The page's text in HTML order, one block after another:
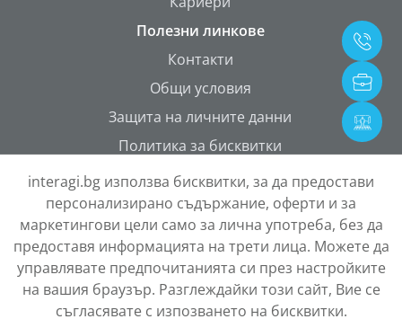
interagi.bg използва бисквитки, за да предостави
персонализирано съдържание, оферти и за
маркетингови цели само за лична употреба, без да
предоставя информацията на трети лица. Можете да
управлявате предпочитанията си през настройките
на вашия браузър. Разглеждайки този сайт, Вие се
съгласявате с изпозването на бисквитки.
Полезни линкове
Контакти
Общи условия
Защита на личните данни
Политика за бисквитки
ONETEAM Portal